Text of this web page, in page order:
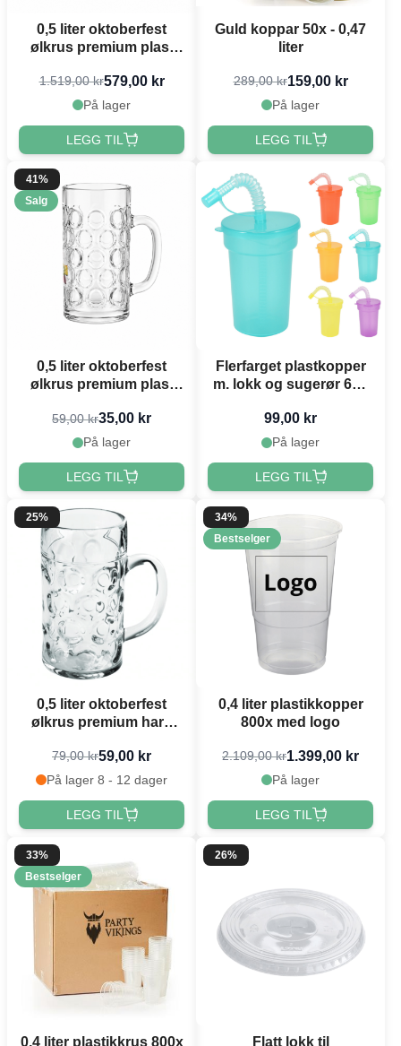
0,5 liter oktoberfest
ølkrus premium plast
1.519,00 kr579,00 kr
På lager
LEGG TIL
Guld koppar 50x - 0,47
liter
289,00 kr159,00 kr
På lager
LEGG TIL
41%
Salg
0,5 liter oktoberfest
ølkrus premium plast
59,00 kr35,00 kr
På lager
LEGG TIL
Flerfarget plastkopper
m. lokk og sugerør 6x -
99,00 kr
På lager
LEGG TIL
25%
0,5 liter oktoberfest
ølkrus premium hard
79,00 kr59,00 kr
På lager 8 - 12 dager
LEGG TIL
34%
Bestselger
0,4 liter plastikkopper
800x med logo
2.109,00 kr1.399,00 kr
På lager
LEGG TIL
33%
Bestselger
0,4 liter plastikkrus 800x
26%
Flatt lokk til